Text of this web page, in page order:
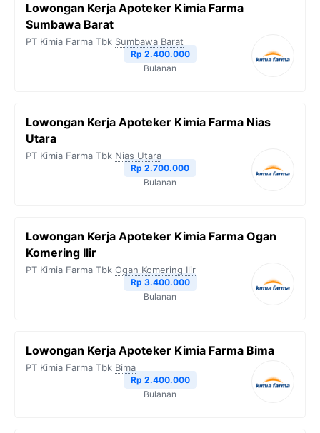
Lowongan Kerja Apoteker Kimia Farma
Sumbawa Barat
PT Kimia Farma Tbk Sumbawa Barat
Rp 2.400.000
Bulanan
Lowongan Kerja Apoteker Kimia Farma Nias
Utara
PT Kimia Farma Tbk Nias Utara
Rp 2.700.000
Bulanan
Lowongan Kerja Apoteker Kimia Farma Ogan
Komering Ilir
PT Kimia Farma Tbk Ogan Komering Ilir
Rp 3.400.000
Bulanan
Lowongan Kerja Apoteker Kimia Farma Bima
PT Kimia Farma Tbk Bima
Rp 2.400.000
Bulanan